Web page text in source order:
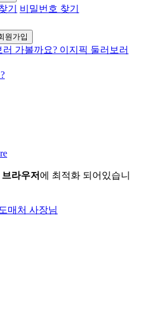
기 비밀번호 찾기
원가입
라우저 에 최적화 되어있습니
도매처 사장님